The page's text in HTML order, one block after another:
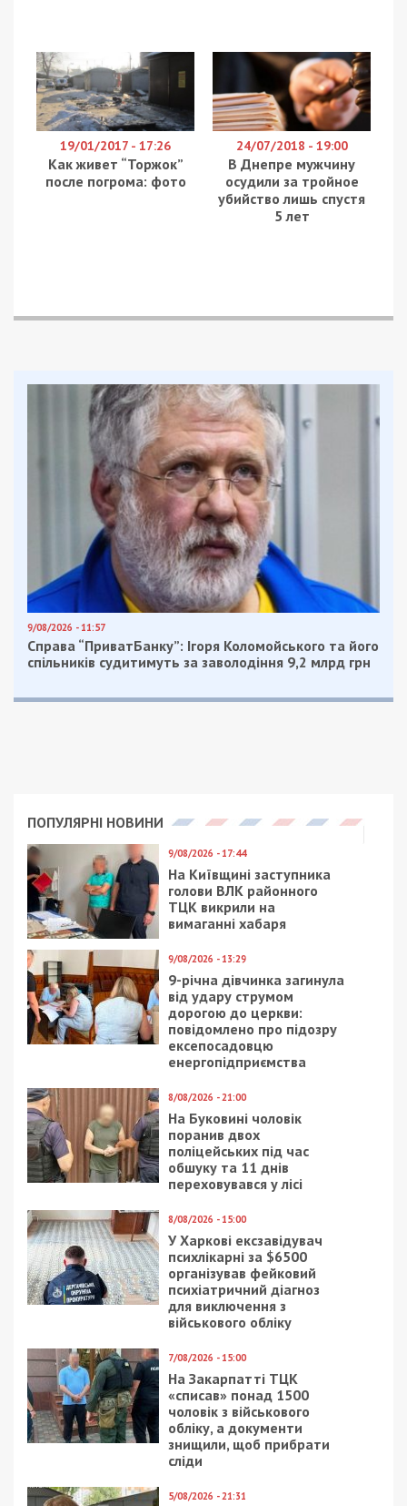
19/01/2017 - 17:26
Как живет “Торжок”
после погрома: фото
24/07/2018 - 19:00
В Днепре мужчину
осудили за тройное
убийство лишь спустя
5 лет
9/08/2026 - 11:57
Справа “ПриватБанку”: Ігоря Коломойського та його
спільників судитимуть за заволодіння 9,2 млрд грн
ПОПУЛЯРНІ НОВИНИ
9/08/2026 - 17:44
На Київщині заступника
голови ВЛК районного
ТЦК викрили на
вимаганні хабаря
9/08/2026 - 13:29
9-річна дівчинка загинула
від удару струмом
дорогою до церкви:
повідомлено про підозру
ексепосадовцю
енергопідприємства
8/08/2026 - 21:00
На Буковині чоловік
поранив двох
поліцейських під час
обшуку та 11 днів
переховувався у лісі
8/08/2026 - 15:00
У Харкові ексзавідувач
психлікарні за $6500
організував фейковий
психіатричний діагноз
для виключення з
військового обліку
7/08/2026 - 15:00
На Закарпатті ТЦК
«списав» понад 1500
чоловік з військового
обліку, а документи
знищили, щоб прибрати
сліди
5/08/2026 - 21:31